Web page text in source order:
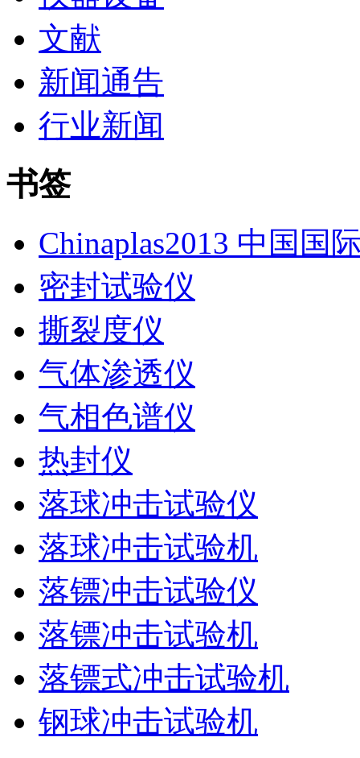
文献
新闻通告
行业新闻
书签
Chinaplas2013 中国国
密封试验仪
撕裂度仪
气体渗透仪
气相色谱仪
热封仪
落球冲击试验仪
落球冲击试验机
落镖冲击试验仪
落镖冲击试验机
落镖式冲击试验机
钢球冲击试验机